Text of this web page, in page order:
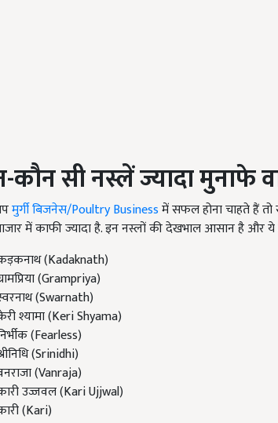
कौन सी नस्लें ज्यादा मुनाफे
मुर्गी बिजनेस/Poultry Businessमें सफल होना चाहते हैं
में काफी ज्यादा है. इन नस्लों की देखभाल आसान है और
(Kadaknath)
(Grampriya)
(Swarnath)
श्यामा (Keri Shyama)
(Fearless)
(Srinidhi)
(Vanraja)
उज्जवल (Kari Ujjwal)
(Kari)